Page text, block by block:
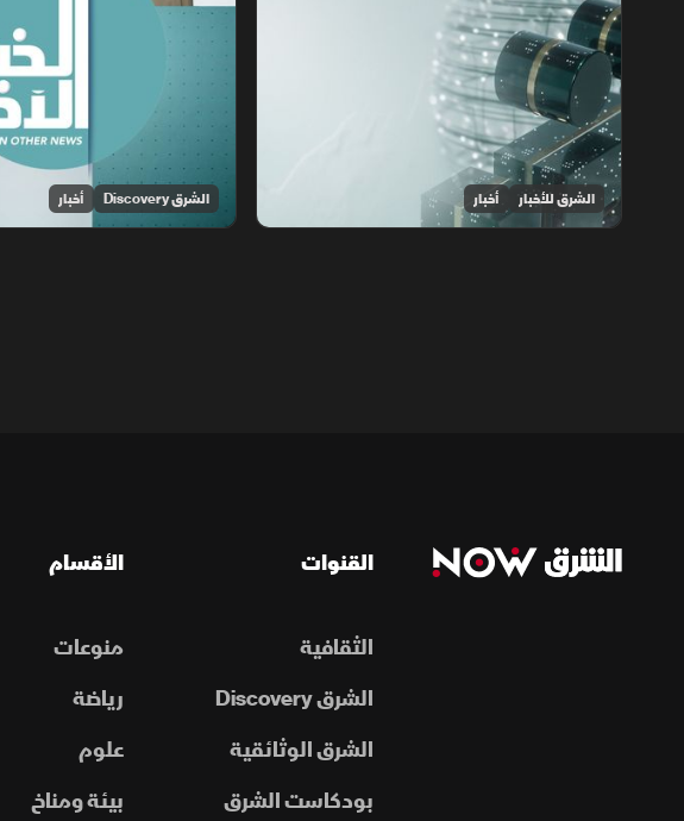
الشرق للأخبار أخبار الشرق Discovery أخبار
القنوات
الثقافية
الشرق Discovery
الشرق الوثائقية
بودكاست الشرق
الأقسام
منوعات
رياضة
علوم
بيئة ومناخ